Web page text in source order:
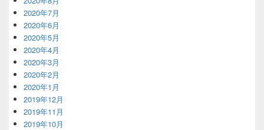
2020年7月
2020年6月
2020年5月
2020年4月
2020年3月
2020年2月
2020年1月
2019年12月
2019年11月
2019年10月